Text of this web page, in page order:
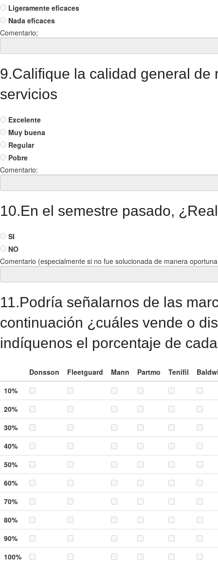
Ligeramente eficaces
Nada eficaces
Comentario;
9.Califique la calidad general de
servicios
Excelente
Muy buena
Regular
Pobre
Comentario:
10.En el semestre pasado,
SI
NO
Comentario (especialmente si no fue solucionada de manera
11.Podría señalarnos de las
continuación ¿cuáles vende o
indíquenos el porcentaje de
Donsson Fleetguard Mann Partmo Tenifil
10%
20%
30%
40%
50%
60%
70%
80%
90%
100%